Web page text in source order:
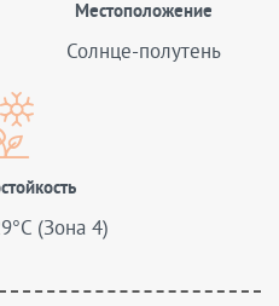
Местоположение
Солнце-полутень
(Зона 4)